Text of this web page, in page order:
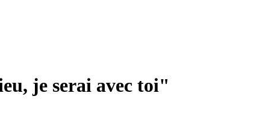
je serai avec toi"